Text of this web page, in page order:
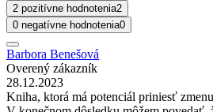
2 pozitívne hodnotenia2
0 negatívne hodnotenia0
Barbora Benešová
Overený zákazník
28.12.2023
Kniha, ktorá má potenciál priniesť